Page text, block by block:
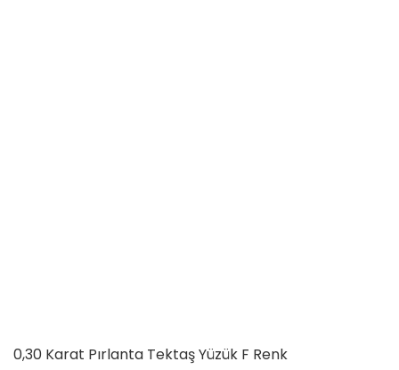
0,30 Karat Pırlanta Tektaş Yüzük F Renk